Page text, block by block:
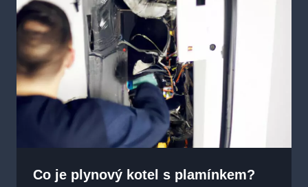
Co je plynový kotel s plamínkem?